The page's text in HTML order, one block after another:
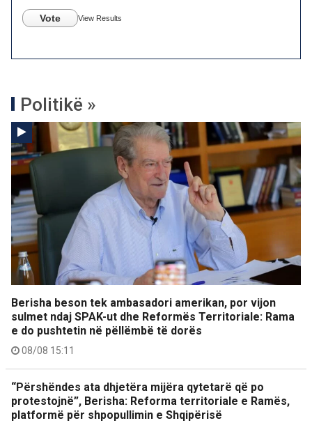
Vote View Results
Politikë »
Berisha beson tek ambasadori amerikan, por vijon
sulmet ndaj SPAK-ut dhe Reformës Territoriale: Rama
e do pushtetin në pëllëmbë të dorës
08/08 15:11
“Përshëndes ata dhjetëra mijëra qytetarë që po
protestojnë”, Berisha: Reforma territoriale e Ramës,
platformë për shpopullimin e Shqipërisë